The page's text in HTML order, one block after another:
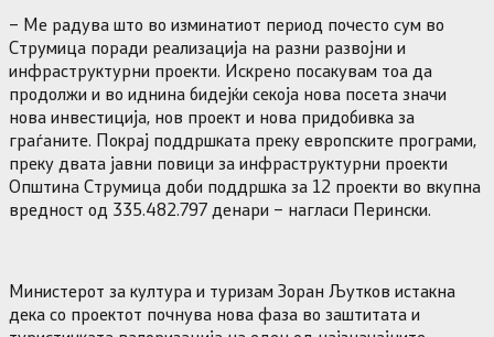
– Ме радува што во изминатиот период почесто сум во
Струмица поради реализација на разни развојни и
инфраструктурни проекти. Искрено посакувам тоа да
продолжи и во иднина бидејќи секоја нова посета значи
нова инвестиција, нов проект и нова придобивка за
граѓаните. Покрај поддршката преку европските програми,
преку двата јавни повици за инфраструктурни проекти
Општина Струмица доби поддршка за 12 проекти во вкупна
вредност од 335.482.797 денари – нагласи Перински.
Министерот за култура и туризам Зоран Љутков истакна
дека со проектот почнува нова фаза во заштитата и